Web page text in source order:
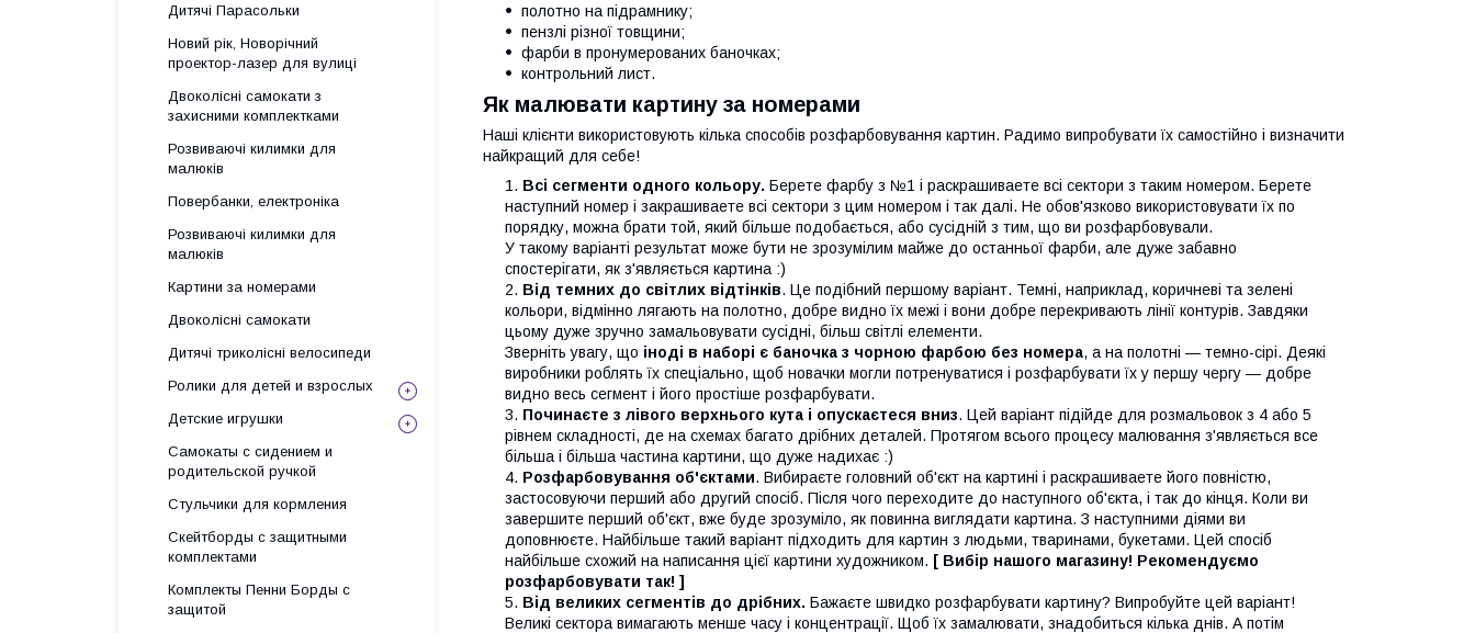
полотно на підрамнику;
пензлі різної товщини;
фарби в пронумерованих баночках;
контрольний лист.
Як малювати картину за номерами
Наші клієнти використовують кілька способів розфарбовування картин. Радимо випробувати їх самостійно і визначити
найкращий для себе!
Всі сегменти одного кольору. Берете фарбу з №1 і раскрашиваете всі сектори з таким номером. Берете
наступний номер і закрашиваете всі сектори з цим номером і так далі. Не обов'язково використовувати їх по
порядку, можна брати той, який більше подобається, або сусідній з тим, що ви розфарбовували.
У такому варіанті результат може бути не зрозумілим майже до останньої фарби, але дуже забавно
спостерігати, як з'являється картина :)
Від темних до світлих відтінків. Це подібний першому варіант. Темні, наприклад, коричневі та зелені
кольори, відмінно лягають на полотно, добре видно їх межі і вони добре перекривають лінії контурів. Завдяки
цьому дуже зручно замальовувати сусідні, більш світлі елементи.
Зверніть увагу, що іноді в наборі є баночка з чорною фарбою без номера, а на полотні — темно-сірі. Деякі
виробники роблять їх спеціально, щоб новачки могли потренуватися і розфарбувати їх у першу чергу — добре
видно весь сегмент і його простіше розфарбувати.
Починаєте з лівого верхнього кута і опускаєтеся вниз. Цей варіант підійде для розмальовок з 4 або 5
рівнем складності, де на схемах багато дрібних деталей. Протягом всього процесу малювання з'являється все
більша і більша частина картини, що дуже надихає :)
Розфарбовування об'єктами. Вибираєте головний об'єкт на картині і раскрашиваете його повністю,
застосовуючи перший або другий спосіб. Після чого переходите до наступного об'єкта, і так до кінця. Коли ви
завершите перший об'єкт, вже буде зрозуміло, як повинна виглядати картина. З наступними діями ви
доповнюєте. Найбільше такий варіант підходить для картин з людьми, тваринами, букетами. Цей спосіб
найбільше схожий на написання цієї картини художником. [ Вибір нашого магазину! Рекомендуємо
розфарбовувати так! ]
Від великих сегментів до дрібних. Бажаєте швидко розфарбувати картину? Випробуйте цей варіант!
Великі сектора вимагають менше часу і концентрації. Щоб їх замалювати, знадобиться кілька днів. А потім
Дитячі Парасольки
Новий рік, Новорічний
проектор-лазер для вулиці
Двоколісні самокати з
захисними комплектками
Розвиваючі килимки для
малюків
Повербанки, електроніка
Розвиваючі килимки для
малюків
Картини за номерами
Двоколісні самокати
Дитячі триколісні велосипеди
Ролики для детей и взрослых
Детские игрушки
Самокаты с сидением и
родительской ручкой
Стульчики для кормления
Скейтборды с защитными
комплектами
Комплекты Пенни Борды с
защитой